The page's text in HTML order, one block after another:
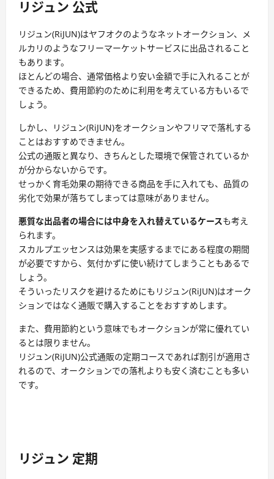
リジュン 公式
リジュン(RiJUN)はヤフオクのようなネットオークション、メ
ルカリのようなフリーマーケットサービスに出品されること
もあります。
ほとんどの場合、通常価格より安い金額で手に入れることが
できるため、費用節約のために利用を考えている方もいるで
しょう。
しかし、リジュン(RiJUN)をオークションやフリマで落札する
ことはおすすめできません。
公式の通販と異なり、きちんとした環境で保管されているか
が分からないからです。
せっかく育毛効果の期待できる商品を手に入れても、品質の
劣化で効果が落ちてしまっては意味がありません。
悪質な出品者の場合には中身を入れ替えているケースも考え
られます。
スカルプエッセンスは効果を実感するまでにある程度の期間
が必要ですから、気付かずに使い続けてしまうこともあるで
しょう。
そういったリスクを避けるためにもリジュン(RiJUN)はオーク
ションではなく通販で購入することをおすすめします。
また、費用節約という意味でもオークションが常に優れてい
るとは限りません。
リジュン(RiJUN)公式通販の定期コースであれば割引が適用さ
れるので、オークションでの落札よりも安く済むことも多い
です。
リジュン 定期